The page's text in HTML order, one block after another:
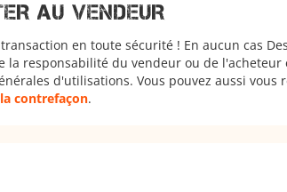
AU VENDEUR
en toute sécurité ! En aucun cas
la responsabilité du vendeur ou de l'acheteur
d'utilisations. Vous pouvez aussi vous
contrefaçon.